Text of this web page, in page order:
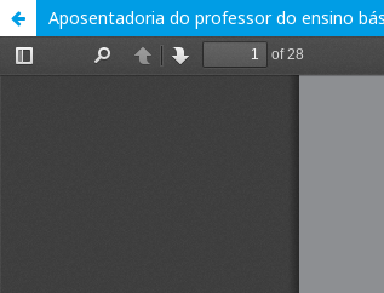
Aposentadoria do professor do ensino